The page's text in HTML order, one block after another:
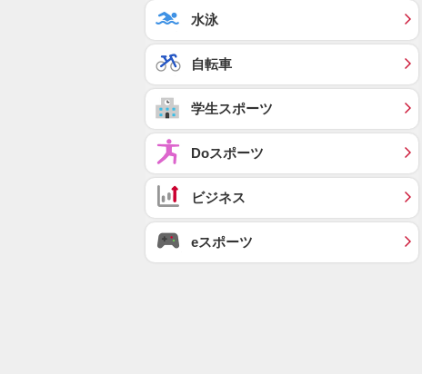
水泳
自転車
学生スポーツ
Doスポーツ
ビジネス
eスポーツ